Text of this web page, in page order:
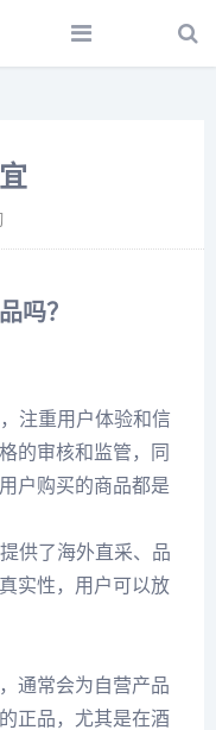
吗？
注重用户体验和信
的审核和监管，同
户购买的商品都是
供了海外直采、品
实性，用户可以放
通常会为自营产品
正品，尤其是在酒